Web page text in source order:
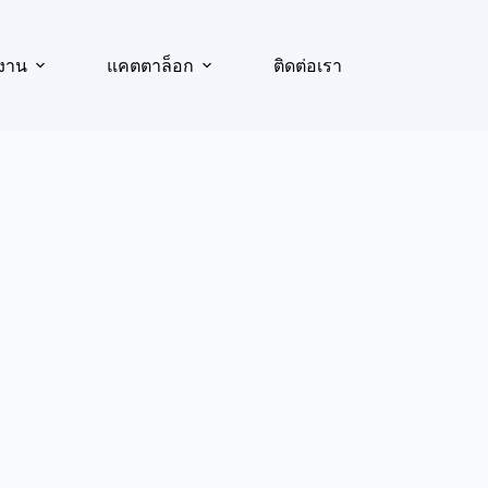
าน แคตตาล็อก ติดต่อเรา